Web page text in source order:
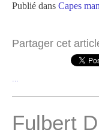
Publié dans Capes
Partager cet
Fulbert